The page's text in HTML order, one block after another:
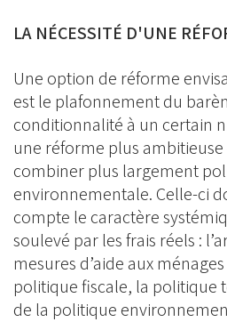
LA NÉCESSITÉ D'UNE
Une option de réforme
est le plafonnement du
conditionnalité à un certain
une réforme plus
combiner plus largement
environnementale. Celle-ci
compte le caractère
soulevé par les frais réels :
mesures d’aide aux
politique fiscale, la politique
de la politique